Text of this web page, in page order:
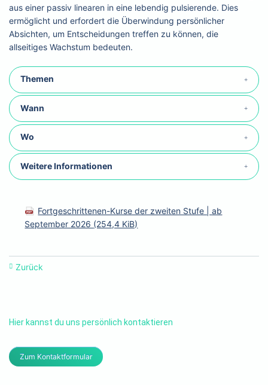
aus einer passiv linearen in eine lebendig pulsierende. Dies
ermöglicht und erfordert die Überwindung persönlicher
Absichten, um Entscheidungen treffen zu können, die
allseitiges Wachstum bedeuten.
Themen
Wann
Wo
Weitere Informationen
Fortgeschrittenen-Kurse der zweiten Stufe | ab
September 2026 (254,4 KiB)
Zurück
Hier kannst du uns persönlich kontaktieren
Zum Kontaktformular